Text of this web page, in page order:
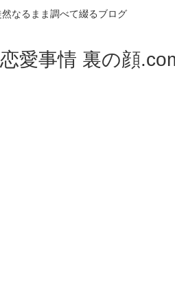
なるまま調べて綴るブログ
愛事情 裏の顔